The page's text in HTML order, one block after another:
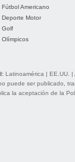
Fútbol Americano
Deporte Motor
Golf
Olímpicos
Latinoamérica | EE.UU. |
puede ser publicado,
la aceptación de la